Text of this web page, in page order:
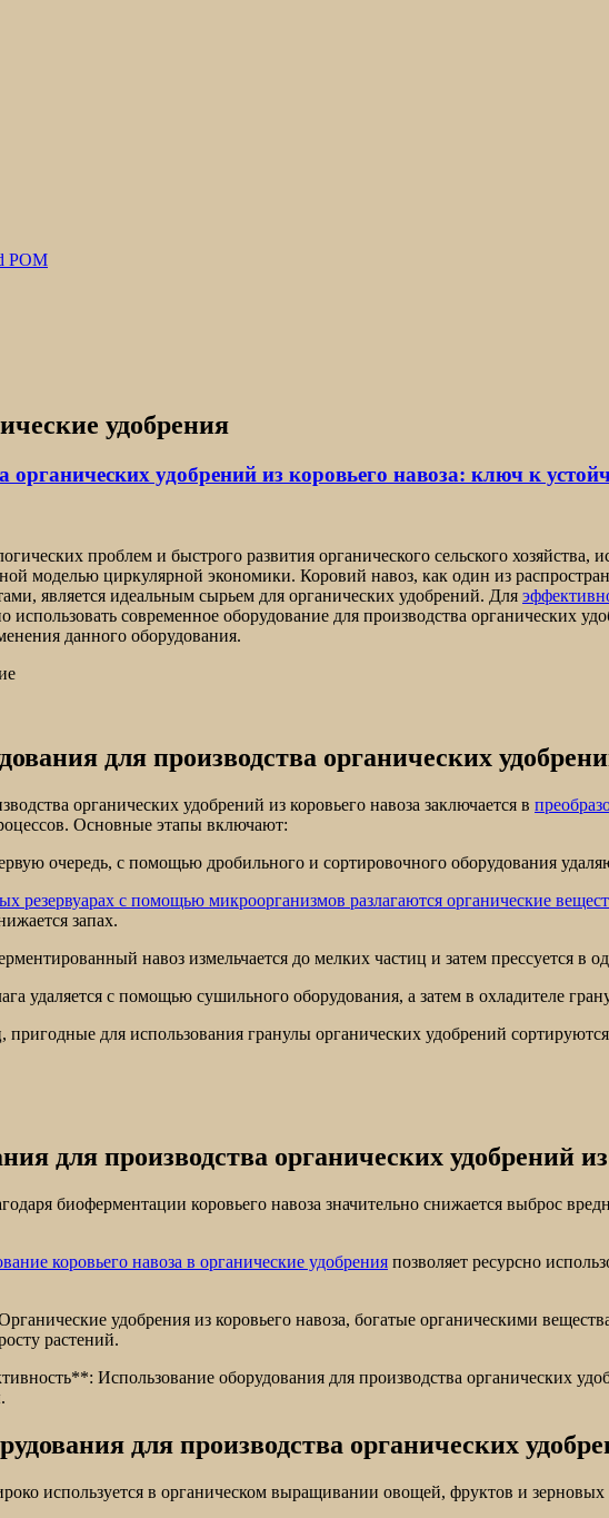
POM
удобрения
органических удобрений из коровьего навоза: ключ к
проблем и быстрого развития органического сельского хозяйства,
моделью циркулярной экономики. Коровий навоз, как один из
является идеальным сырьем для органических удобрений. Для
использовать современное оборудование для производства органических
данного оборудования.
для производства органических
органических удобрений из коровьего навоза заключается в
Основные этапы включают:
очередь, с помощью дробильного и сортировочного оборудования
резервуарах с помощью микроорганизмов разлагаются органические
запах.
навоз измельчается до мелких частиц и затем прессуется в
с помощью сушильного оборудования, а затем в охладителе
для использования гранулы органических удобрений
для производства органических удобрений
биоферментации коровьего навоза значительно снижается выброс
коровьего навоза в органические удобрения позволяет ресурсно
удобрения из коровьего навоза, богатые органическими
растений.
Использование оборудования для производства органических
для производства органических
используется в органическом выращивании овощей, фруктов и зерновых